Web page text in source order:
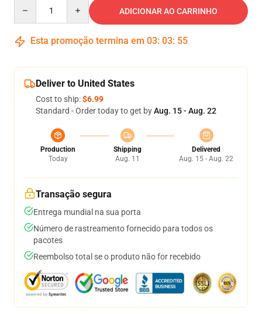
ADICIONAR AO CARRINHO
Esta promoção termina em 03: 03: 54
Deliver to United States
Cost to ship:$6.99
Standard - Order today to get byAug. 15 - Aug. 22
Production
Today
Shipping
Aug. 11
Delivered
Aug. 15 - Aug. 22
Transação segura
Entrega mundial na sua porta
Número de rastreamento fornecido para todos os
pacotes
Reembolso total se o produto não for recebido